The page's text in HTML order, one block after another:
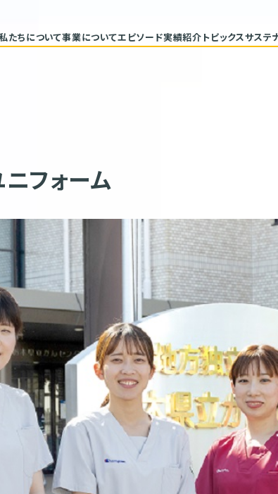
たちについて事業についてエピソード実績紹介 トピックスサステ
フォーム